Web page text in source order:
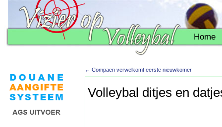
Home
← Compaen verwelkomt eerste nieuwkomer
Volleybal ditjes en